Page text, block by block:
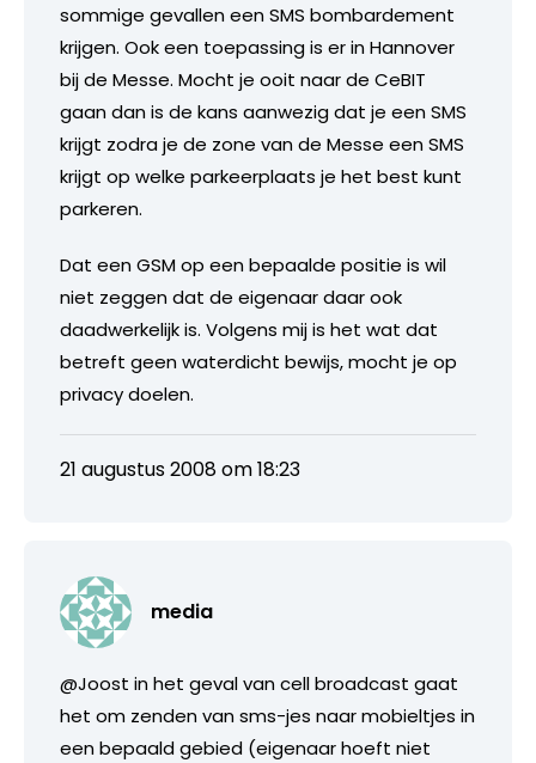
sommige gevallen een SMS bombardement
krijgen. Ook een toepassing is er in Hannover
bij de Messe. Mocht je ooit naar de CeBIT
gaan dan is de kans aanwezig dat je een SMS
krijgt zodra je de zone van de Messe een SMS
krijgt op welke parkeerplaats je het best kunt
parkeren.
Dat een GSM op een bepaalde positie is wil
niet zeggen dat de eigenaar daar ook
daadwerkelijk is. Volgens mij is het wat dat
betreft geen waterdicht bewijs, mocht je op
privacy doelen.
21 augustus 2008 om 18:23
media
@Joost in het geval van cell broadcast gaat
het om zenden van sms-jes naar mobieltjes in
een bepaald gebied (eigenaar hoeft niet